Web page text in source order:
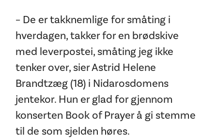
– De er takknemlige for småting i
hverdagen, takker for en brødskive
med leverpostei, småting jeg ikke
tenker over, sier Astrid Helene
Brandtzæg (18) i Nidarosdomens
jentekor. Hun er glad for gjennom
konserten Book of Prayer å gi stemme
til de som sjelden høres.